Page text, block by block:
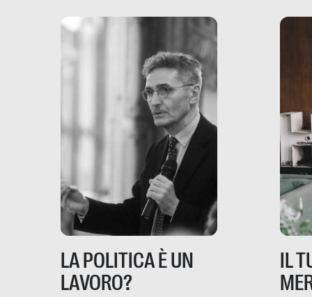
minori. […]
LA POLITICA È UN
LAVORO?
IL